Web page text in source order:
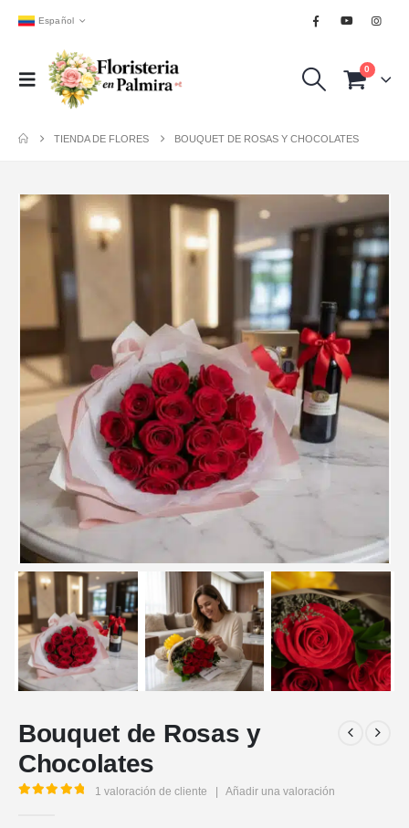
Español
0
TIENDA DE FLORES BOUQUET DE ROSAS Y CHOCOLATES
Bouquet de Rosas y
Chocolates
1 valoración de cliente | Añadir una valoración